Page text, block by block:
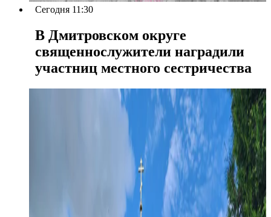
Сегодня 11:30
В Дмитровском округе
священнослужители наградили
участниц местного сестричества